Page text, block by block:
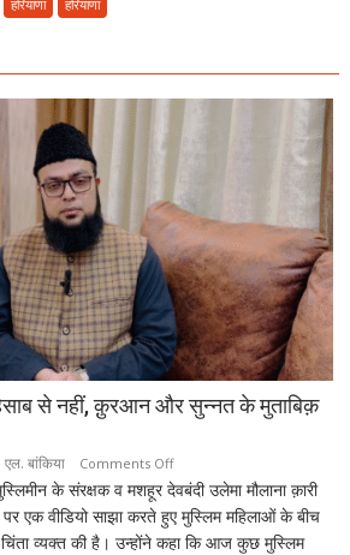
महोत्सव,
बोले-
हरियाली
हमारी
व्यक्तिगत
जिम्मेदारी
हरियाणा हरियाणा
से नहीं, क़ुरआन और सुन्नत के मुताबिक़
बांकिया Comments Offon
”इस्लाम
नए
ज़माने
के संरक्षक व मशहूर देवबंदी उलेमा मौलाना क़ारी
पर एक वीडियो साझा करते हुए मुस्लिम महिलाओं के बीच
व्यक्त की है। उन्होंने कहा कि आज कुछ मुस्लिम